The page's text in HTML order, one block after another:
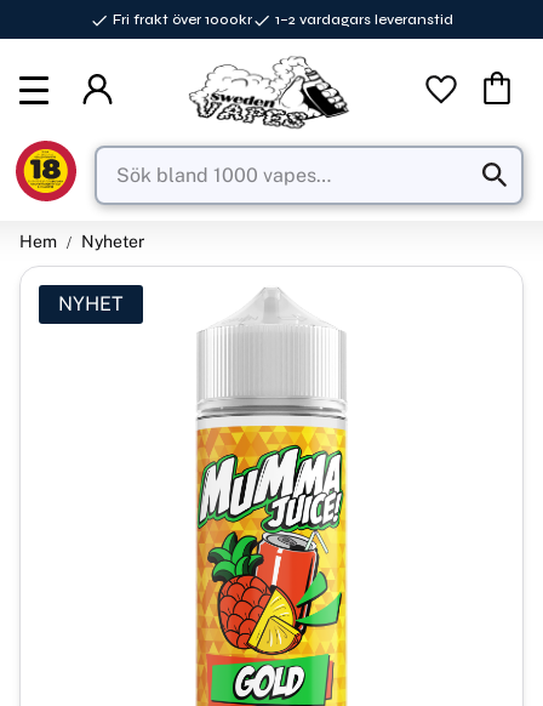
Fri frakt över 1000kr 1–2 vardagars leveranstid
Favoriter
Hem Nyheter
NYHET